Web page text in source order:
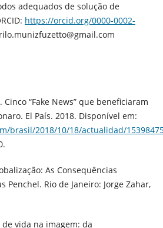
adequados de solução de
https://orcid.org/0000-0002-
Cinco “Fake News” que beneficiaram
El País. 2018. Disponível em:
brasil/2018/10/18/actualidad/
As Consequências
Penchel. Rio de Janeiro: Jorge Zahar,
de vida na imagem: da